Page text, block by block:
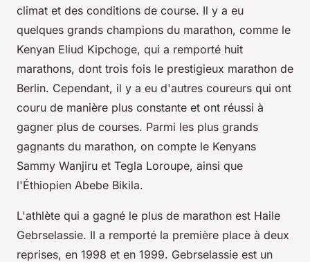
climat et des conditions de course. Il y a eu
quelques grands champions du marathon, comme le
Kenyan Eliud Kipchoge, qui a remporté huit
marathons, dont trois fois le prestigieux marathon de
Berlin. Cependant, il y a eu d'autres coureurs qui ont
couru de manière plus constante et ont réussi à
gagner plus de courses. Parmi les plus grands
gagnants du marathon, on compte le Kenyans
Sammy Wanjiru et Tegla Loroupe, ainsi que
l'Éthiopien Abebe Bikila.
L'athlète qui a gagné le plus de marathon est Haile
Gebrselassie. Il a remporté la première place à deux
reprises, en 1998 et en 1999. Gebrselassie est un